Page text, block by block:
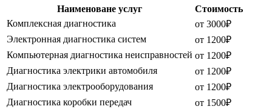
Наименоване услуг
Стоимость
Комплексная диагностика
от 3000₽
Электронная диагностика систем
от 1200₽
Компьютерная диагностика неисправностей от 1200₽
Диагностика электрики автомобиля
от 1200₽
Диагностика электрооборудования
от 1200₽
Диагностика коробки передач
от 1500₽